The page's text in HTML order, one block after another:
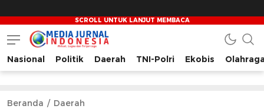
Media Jurnal Indonesia
Bersama Membangun Indonesia
Nasional Politik Daerah TNI-Polri Ekobis
Beranda Daerah